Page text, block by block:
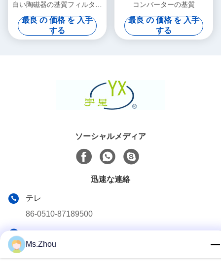
白い陶磁器の基質フィルター
高い耐久性
最良 の 価格 を 入手
する
コンバーターの基質
最良 の 価格 を 入手
する
ソーシャルメディア
迅速な連絡
テレ
86-0510-87189500
yxhjc@yxhjc.com
Ms.Zhou